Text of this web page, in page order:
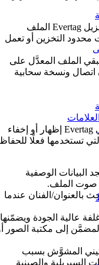
— يزيل Evertag الملف
التخزين أو تعمل
الملف المعدَّل على
ونسخة سحابية
يمكن للشاشة الرئيسية لمحرر العلامات في Evertag إظهار أو إخفاء
تستخدمها فعلًا للحفاظ
الوصفية
صوت الملف.
الفنان عندما
عالية الجودة ويضمّنها.
إلى مكتبة الصور أو
المشوَّش بسبب
السيريلية والصينية